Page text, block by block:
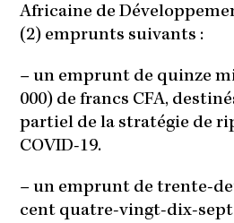
Africaine de
(2) emprunts suivants :
– un emprunt de quinze
000) de francs CFA,
partiel de la stratégie de
COVID-19.
– un emprunt de trente-
cent quatre-vingt-dix-